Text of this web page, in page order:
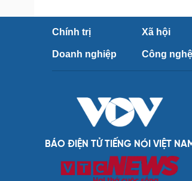
Chính trị Xã hội
Doanh nghiệp Công nghệ
BÁO ĐIỆN TỬ TIẾNG NÓI VIỆT